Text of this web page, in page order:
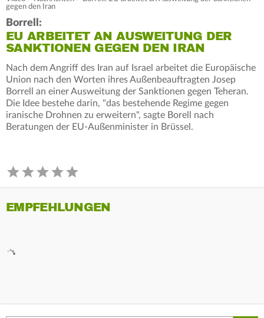
gegen den Iran
Borrell:
EU ARBEITET AN AUSWEITUNG DER
SANKTIONEN GEGEN DEN IRAN
Nach dem Angriff des Iran auf Israel arbeitet die Europäische
Union nach den Worten ihres Außenbeauftragten Josep
Borrell an einer Ausweitung der Sanktionen gegen Teheran.
Die Idee bestehe darin, "das bestehende Regime gegen
iranische Drohnen zu erweitern", sagte Borell nach
Beratungen der EU-Außenminister in Brüssel.
EMPFEHLUNGEN